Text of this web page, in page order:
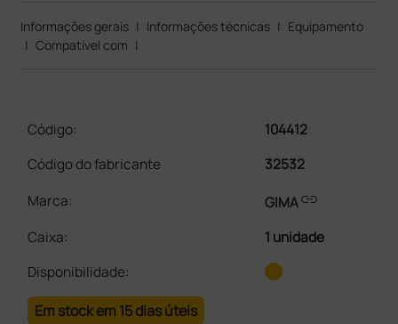
Informações gerais | Informações técnicas | Equipamento
| Compatível com |
Código:
104412
Código do fabricante
32532
Marca:
GIMAlink
Caixa:
1 unidade
Disponibilidade:
Em stock em 15 dias úteis